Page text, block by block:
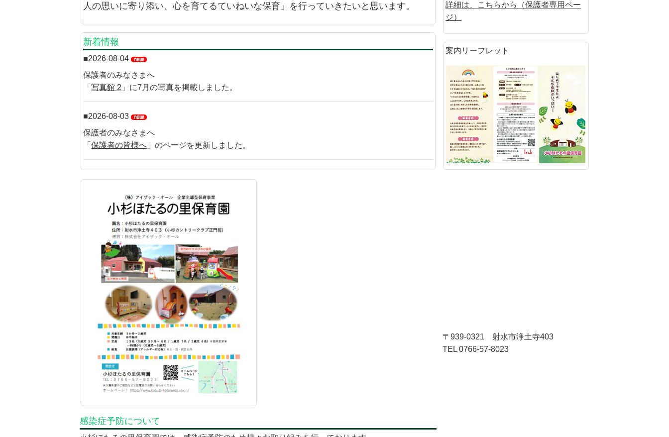
人の思いに寄り添い、心を育てるていねいな保育」を行っていきたいと思います。
新着情報
2026-08-04
保護者のみなさまへ
「写真館 2 」に7月の写真を掲載しました。
2026-08-03
保護者のみなさまへ
「保護者の皆様へ 」のページを更新しました。
感染症予防について
詳細は、こちらから（保護者専用ペー
ジ）
案内リーフレット
〒939-0321 射水市浄土寺403
TEL 0766-57-8023